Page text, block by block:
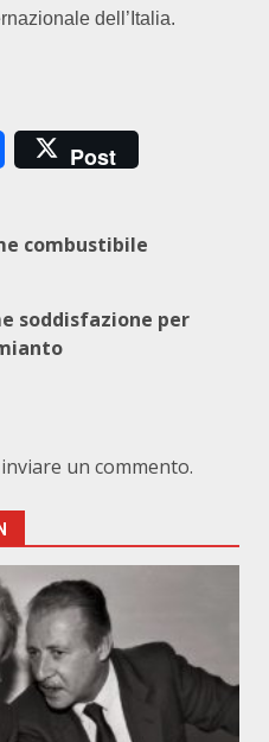
dell’Italia.
Post
combustibile
soddisfazione per
un commento.